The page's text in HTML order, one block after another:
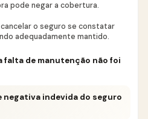
pode negar a cobertura.
o seguro se constatar
adequadamente mantido.
falta de manutenção não foi
negativa indevida do seguro